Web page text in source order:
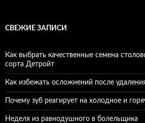
СВЕЖИЕ ЗАПИСИ
Как выбрать качественные семена
сорта Детройт
Как избежать осложнений после
Почему зуб реагирует на холодное и
Неделя из равнодушного в болельщика